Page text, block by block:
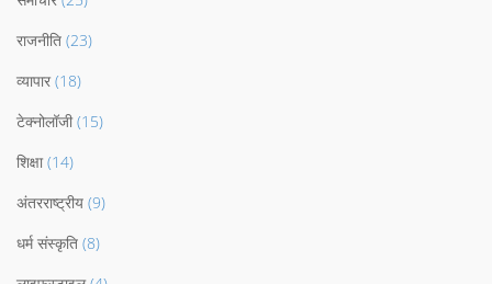
राजनीति (23)
व्यापार (18)
टेक्नोलॉजी (15)
शिक्षा (14)
अंतरराष्ट्रीय (9)
धर्म संस्कृति (8)